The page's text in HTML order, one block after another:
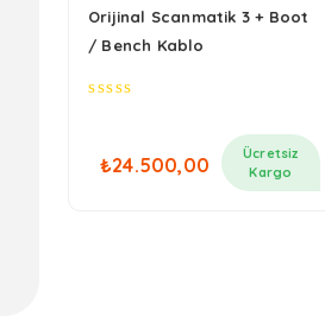
Orijinal Scanmatik 3 + Boot
/ Bench Kablo
₺24.500,00
Ücretsiz
Kargo